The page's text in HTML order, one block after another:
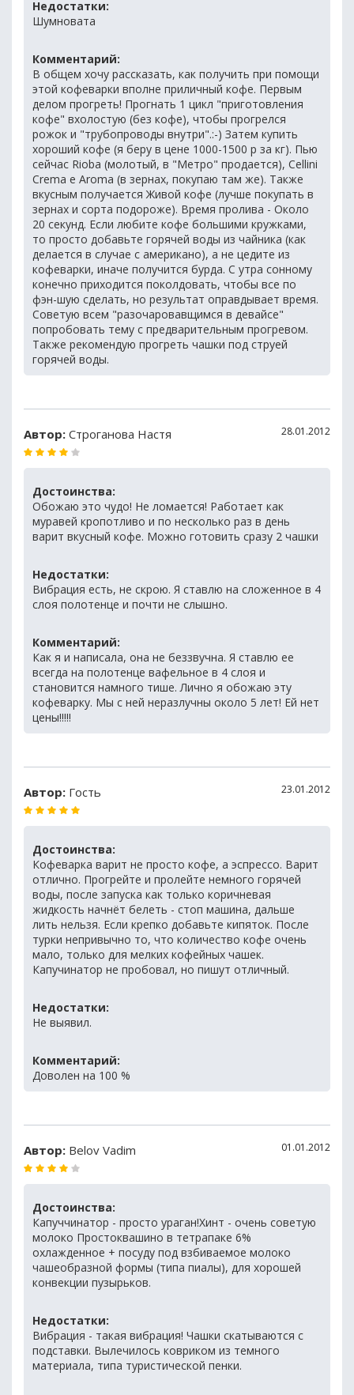
Недостатки:
Шумновата
Комментарий:
В общем хочу рассказать, как получить при помощи
этой кофеварки вполне приличный кофе. Первым
делом прогреть! Прогнать 1 цикл "приготовления
кофе" вхолостую (без кофе), чтобы прогрелся
рожок и "трубопроводы внутри".:-) Затем купить
хороший кофе (я беру в цене 1000-1500 р за кг). Пью
сейчас Rioba (молотый, в "Метро" продается), Cellini
Crema e Aroma (в зернах, покупаю там же). Также
вкусным получается Живой кофе (лучше покупать в
зернах и сорта подороже). Время пролива - Около
20 секунд. Если любите кофе большими кружками,
то просто добавьте горячей воды из чайника (как
делается в случае с американо), а не цедите из
кофеварки, иначе получится бурда. С утра сонному
конечно приходится поколдовать, чтобы все по
фэн-шую сделать, но результат оправдывает время.
Советую всем "разочаровавщимся в девайсе"
попробовать тему с предварительным прогревом.
Также рекомендую прогреть чашки под струей
горячей воды.
Автор: Строганова Настя 28.01.2012
Достоинства:
Обожаю это чудо! Не ломается! Работает как
муравей кропотливо и по несколько раз в день
варит вкусный кофе. Можно готовить сразу 2 чашки
Недостатки:
Вибрация есть, не скрою. Я ставлю на сложенное в 4
слоя полотенце и почти не слышно.
Комментарий:
Как я и написала, она не беззвучна. Я ставлю ее
всегда на полотенце вафельное в 4 слоя и
становится намного тише. Лично я обожаю эту
кофеварку. Мы с ней неразлучны около 5 лет! Ей нет
цены!!!!!
Автор: Гость 23.01.2012
Достоинства:
Кофеварка варит не просто кофе, а эспрессо. Варит
отлично. Прогрейте и пролейте немного горячей
воды, после запуска как только коричневая
жидкость начнёт белеть - стоп машина, дальше
лить нельзя. Если крепко добавьте кипяток. После
турки непривычно то, что количество кофе очень
мало, только для мелких кофейных чашек.
Капучинатор не пробовал, но пишут отличный.
Недостатки:
Не выявил.
Комментарий:
Доволен на 100 %
Автор: Belov Vadim 01.01.2012
Достоинства:
Капуччинатор - просто ураган!Хинт - очень советую
молоко Простоквашино в тетрапаке 6%
охлажденное + посуду под взбиваемое молоко
чашеобразной формы (типа пиалы), для хорошей
конвекции пузырьков.
Недостатки:
Вибрация - такая вибрация! Чашки скатываются с
подставки. Вылечилось ковриком из темного
материала, типа туристической пенки.